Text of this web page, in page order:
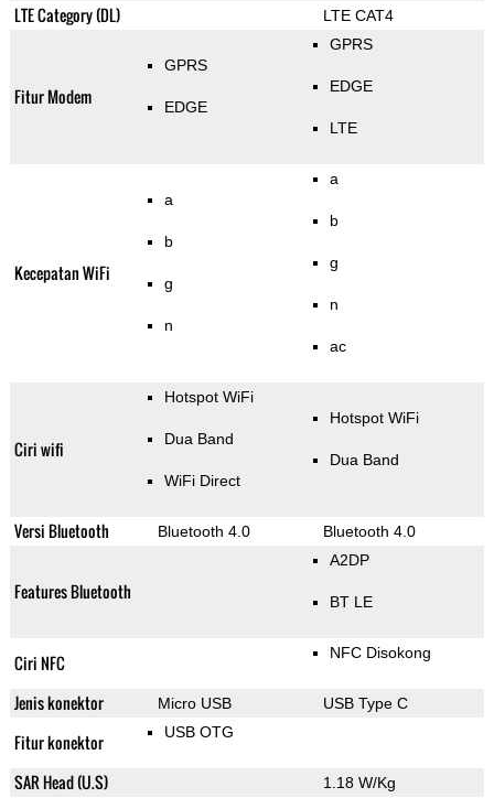
LTE Category (DL) LTE CAT4
Fitur Modem
GPRS
EDGE
GPRS
EDGE
LTE
Kecepatan WiFi
a
b
g
n
a
b
g
n
ac
Ciri wifi
Hotspot WiFi
Dua Band
WiFi Direct
Hotspot WiFi
Dua Band
Versi Bluetooth Bluetooth 4.0 Bluetooth 4.0
Features Bluetooth
A2DP
BT LE
Ciri NFC NFC Disokong
Jenis konektor Micro USB USB Type C
Fitur konektor USB OTG
SAR Head (U.S) 1.18 W/Kg